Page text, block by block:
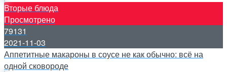
Вторые блюда
Просмотрено
79131
2021-11-03
Аппетитные макароны в соусе не как обычно: всё на
одной сковороде